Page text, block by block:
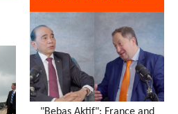
"Bebas Aktif": France and